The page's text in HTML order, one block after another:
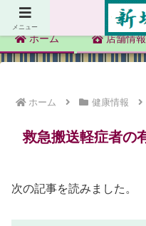
ホーム 店舗情報
ホーム 健康情報
救急搬送軽症者の
次の記事を読みました。
メニュー